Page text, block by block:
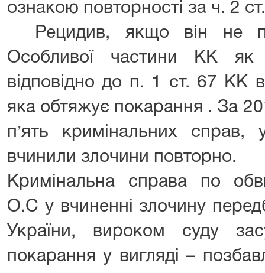
ознакою повторності за ч. 2
Рецидив, якщо він не
Особливої частини КК як
відповідно до п. 1 ст. 67 КК
яка обтяжує покарання . За
п’ять кримінальних справ,
вчинили злочини повторно.
Кримінальна справа по
О.С у вчиненні злочину
України, вироком суду
покарання у вигляді –